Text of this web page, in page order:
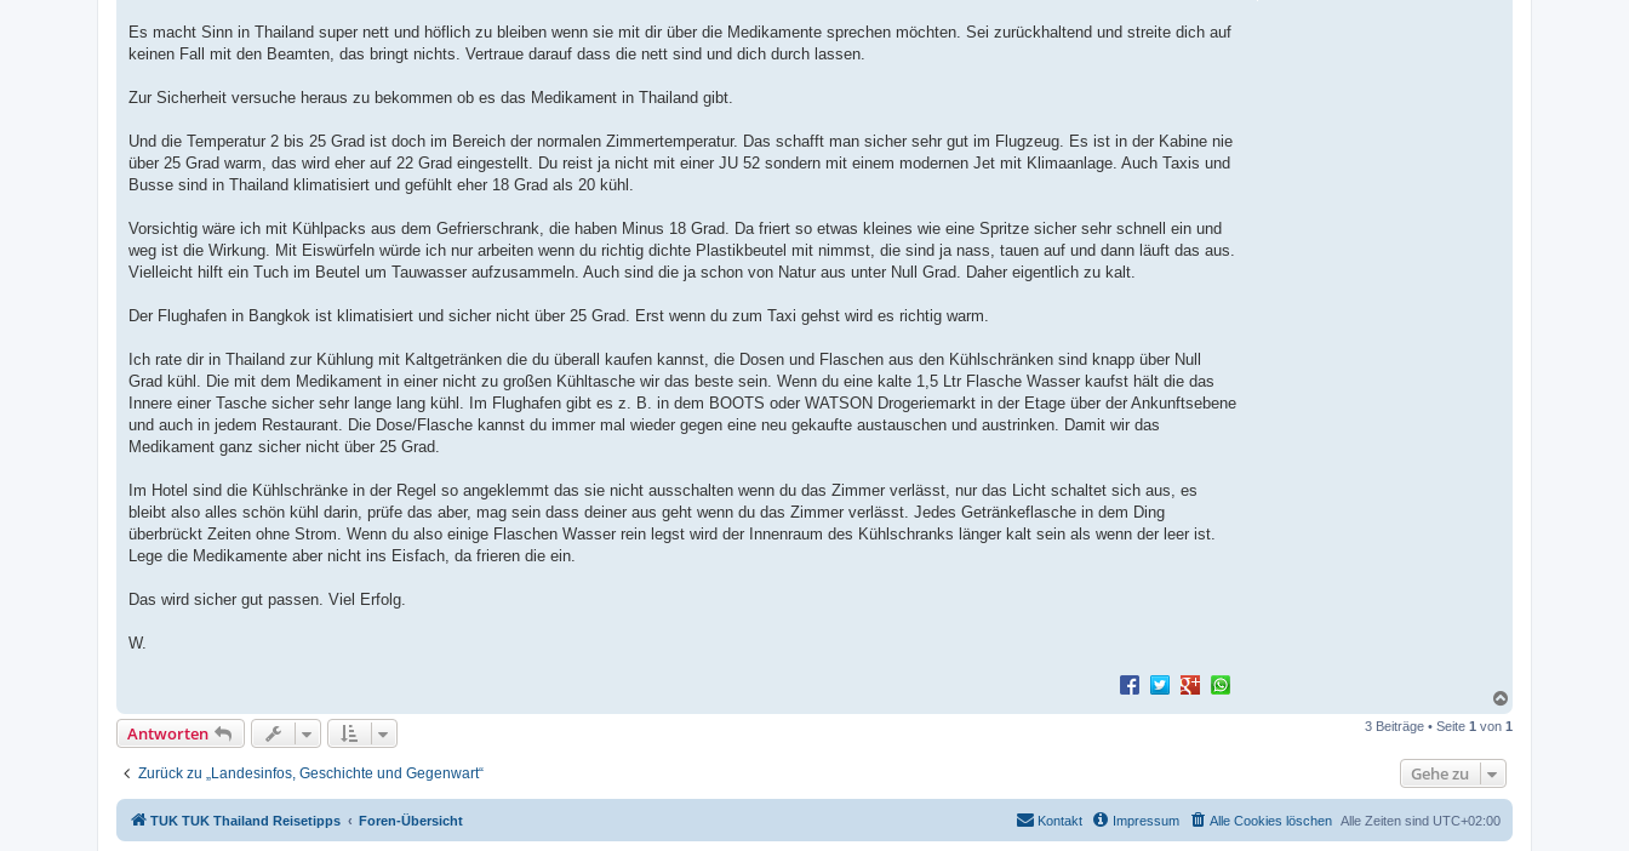
Es macht Sinn in Thailand super nett und höflich zu bleiben wenn sie mit dir über die Medikamente sprechen möchten. Sei zurückhaltend und streite dich auf
keinen Fall mit den Beamten, das bringt nichts. Vertraue darauf dass die nett sind und dich durch lassen.
Zur Sicherheit versuche heraus zu bekommen ob es das Medikament in Thailand gibt.
Und die Temperatur 2 bis 25 Grad ist doch im Bereich der normalen Zimmertemperatur. Das schafft man sicher sehr gut im Flugzeug. Es ist in der Kabine nie
über 25 Grad warm, das wird eher auf 22 Grad eingestellt. Du reist ja nicht mit einer JU 52 sondern mit einem modernen Jet mit Klimaanlage. Auch Taxis und
Busse sind in Thailand klimatisiert und gefühlt eher 18 Grad als 20 kühl.
Vorsichtig wäre ich mit Kühlpacks aus dem Gefrierschrank, die haben Minus 18 Grad. Da friert so etwas kleines wie eine Spritze sicher sehr schnell ein und
weg ist die Wirkung. Mit Eiswürfeln würde ich nur arbeiten wenn du richtig dichte Plastikbeutel mit nimmst, die sind ja nass, tauen auf und dann läuft das aus.
Vielleicht hilft ein Tuch im Beutel um Tauwasser aufzusammeln. Auch sind die ja schon von Natur aus unter Null Grad. Daher eigentlich zu kalt.
Der Flughafen in Bangkok ist klimatisiert und sicher nicht über 25 Grad. Erst wenn du zum Taxi gehst wird es richtig warm.
Ich rate dir in Thailand zur Kühlung mit Kaltgetränken die du überall kaufen kannst, die Dosen und Flaschen aus den Kühlschränken sind knapp über Null
Grad kühl. Die mit dem Medikament in einer nicht zu großen Kühltasche wir das beste sein. Wenn du eine kalte 1,5 Ltr Flasche Wasser kaufst hält die das
Innere einer Tasche sicher sehr lange lang kühl. Im Flughafen gibt es z. B. in dem BOOTS oder WATSON Drogeriemarkt in der Etage über der Ankunftsebene
und auch in jedem Restaurant. Die Dose/Flasche kannst du immer mal wieder gegen eine neu gekaufte austauschen und austrinken. Damit wir das
Medikament ganz sicher nicht über 25 Grad.
Im Hotel sind die Kühlschränke in der Regel so angeklemmt das sie nicht ausschalten wenn du das Zimmer verlässt, nur das Licht schaltet sich aus, es
bleibt also alles schön kühl darin, prüfe das aber, mag sein dass deiner aus geht wenn du das Zimmer verlässt. Jedes Getränkeflasche in dem Ding
überbrückt Zeiten ohne Strom. Wenn du also einige Flaschen Wasser rein legst wird der Innenraum des Kühlschranks länger kalt sein als wenn der leer ist.
Lege die Medikamente aber nicht ins Eisfach, da frieren die ein.
Das wird sicher gut passen. Viel Erfolg.
W.
c
Antworten 3 Beiträge • Seite 1 von 1
Zurück zu „Landesinfos, Geschichte und Gegenwart“ Gehe zu
TUK TUK Thailand Reisetipps Foren-Übersicht Alle Zeiten sind UTC+02:00
Alle Cookies löschen
Impressum
Kontakt